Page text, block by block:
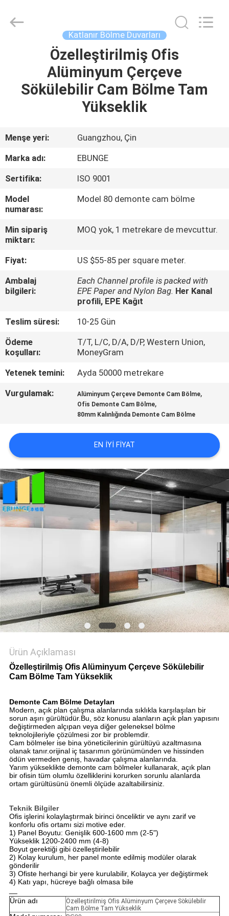
ÜRÜN:%
HAKKIMIZDA
TURU
KONTROL
BIZIMLE
ILETIŞIME
HABERLER
BIR
TEKLIF
SITE
HARITASI
PRIVACY
POLICY
Industrial
Katlanır Bölme Duvarları
Özelleştirilmiş Ofis
Alüminyum Çerçeve
Sökülebilir Cam Bölme Tam
Yükseklik
Menşe yeri:
Guangzhou, Çin
Marka adı:
EBUNGE
Sertifika:
ISO 9001
Model
numarası:
Model 80 demonte cam bölme
Min sipariş
miktarı:
MOQ yok, 1 metrekare de mevcuttur.
Fiyat:
US $55-85 per square meter.
Ambalaj
bilgileri:
Each Channel profile is packed with
EPE Paper and Nylon Bag. Her Kanal
profili, EPE Kağıt
Teslim süresi:
10-25 Gün
Ödeme
koşulları:
T/T, L/C, D/A, D/P, Western Union,
MoneyGram
Yetenek temini:
Ayda 50000 metrekare
Vurgulamak:
Alüminyum Çerçeve Demonte Cam Bölme,
Ofis Demonte Cam Bölme,
80mm Kalınlığında Demonte Cam Bölme
EN IYI FIYAT
Ürün Açıklaması
Özelleştirilmiş Ofis Alüminyum Çerçeve Sökülebilir
Cam Bölme Tam Yükseklik
Demonte Cam Bölme Detayları
Modern, açık plan çalışma alanlarında sıklıkla karşılaşılan bir
sorun aşırı gürültüdür.Bu, söz konusu alanların açık plan yapısını
değiştirmeden alçıpan veya diğer geleneksel bölme
teknolojileriyle çözülmesi zor bir problemdir.
Cam bölmeler ise bina yöneticilerinin gürültüyü azaltmasına
olanak tanır.orijinal iç tasarımın görünümünden ve hissinden
ödün vermeden geniş, havadar çalışma alanlarında.
Yarım yükseklikte demonte cam bölmeler kullanarak, açık plan
bir ofisin tüm olumlu özelliklerini korurken sorunlu alanlarda
ortam gürültüsünü önemli ölçüde azaltabilirsiniz.
Teknik Bilgiler
Ofis işlerini kolaylaştırmak birinci önceliktir ve aynı zarif ve
konforlu ofis ortamı sizi motive eder.
1) Panel Boyutu: Genişlik 600-1600 mm (2-5")
Yükseklik 1200-2400 mm (4-8)
Boyut gerektiği gibi özelleştirilebilir
2) Kolay kurulum, her panel monte edilmiş modüler olarak
gönderilir
3) Ofiste herhangi bir yere kurulabilir, Kolayca yer değiştirmek
4) Katı yapı, hücreye bağlı olmasa bile
Ürün adı
Özelleştirilmiş Ofis Alüminyum Çerçeve Sökülebilir
Cam Bölme Tam Yükseklik